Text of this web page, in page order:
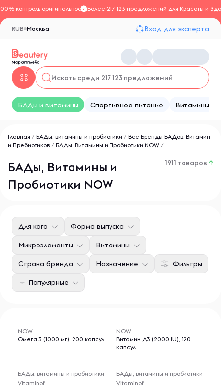
контроль оригинальностиБолее 217 123 предложений для Красоты и
Москва
RUB Вход для эксперта
БАДы и витамины Спортивное питание Витамины
Главная / БАДы, витамины и пробиотики / Все Бренды БАДов, Витамин
и Пребиотиков / БАДы, Витамины и Пробиотики NOW /
БАДы, Витамины и
Пробиотики NOW
1911 товаров ↑
Фильтры
Для кого Форма выпуска
Микроэлементы Витамины
Страна бренда Назначение
Популярные
NOW
Омега 3 (1000 мг), 200 капсул
БАДы, витамины и пробиотики
Vitaminof
NOW
Витамин Д3 (2000 IU), 120
капсул
БАДы, витамины и пробиотики
Vitaminof